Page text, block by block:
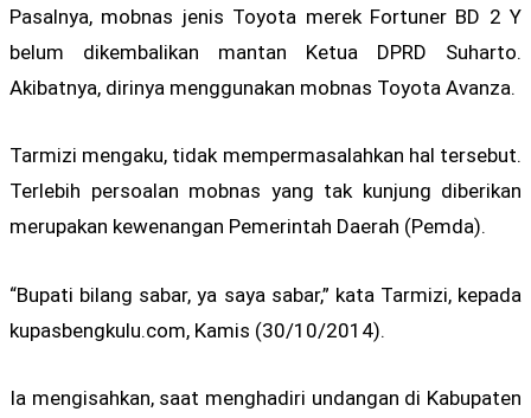
Pasalnya, mobnas jenis Toyota merek Fortuner BD 2 Y
belum dikembalikan mantan Ketua DPRD Suharto.
Akibatnya, dirinya menggunakan mobnas Toyota Avanza.
Tarmizi mengaku, tidak mempermasalahkan hal tersebut.
Terlebih persoalan mobnas yang tak kunjung diberikan
merupakan kewenangan Pemerintah Daerah (Pemda).
“Bupati bilang sabar, ya saya sabar,” kata Tarmizi, kepada
kupasbengkulu.com, Kamis (30/10/2014).
Ia mengisahkan, saat menghadiri undangan di Kabupaten